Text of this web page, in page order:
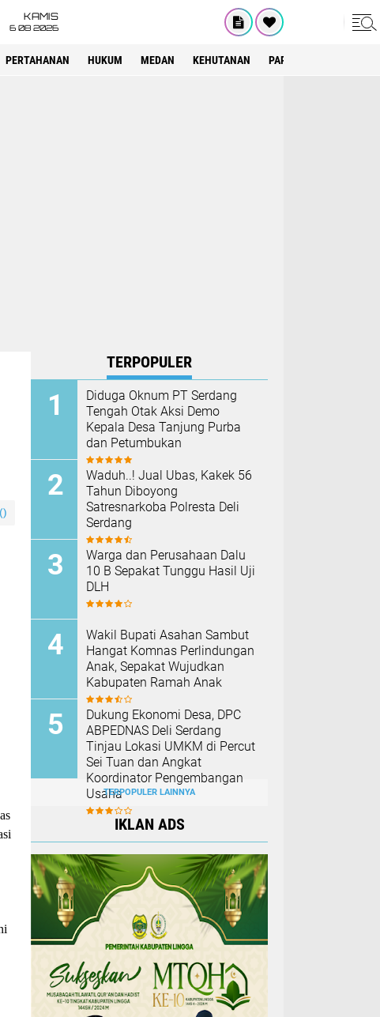
KAMIS
6 08 2026
PERTAHANAN HUKUM MEDAN KEHUTANAN PARIWISATA
)
TERPOPULER
Diduga Oknum PT Serdang
Tengah Otak Aksi Demo
Kepala Desa Tanjung Purba
dan Petumbukan
Waduh..! Jual Ubas, Kakek 56
Tahun Diboyong
Satresnarkoba Polresta Deli
Serdang
Warga dan Perusahaan Dalu
10 B Sepakat Tunggu Hasil Uji
DLH
Wakil Bupati Asahan Sambut
Hangat Komnas Perlindungan
Anak, Sepakat Wujudkan
Kabupaten Ramah Anak
Dukung Ekonomi Desa, DPC
ABPEDNAS Deli Serdang
Tinjau Lokasi UMKM di Percut
Sei Tuan dan Angkat
Koordinator Pengembangan
UsahaTERPOPULER LAINNYA
IKLAN ADS